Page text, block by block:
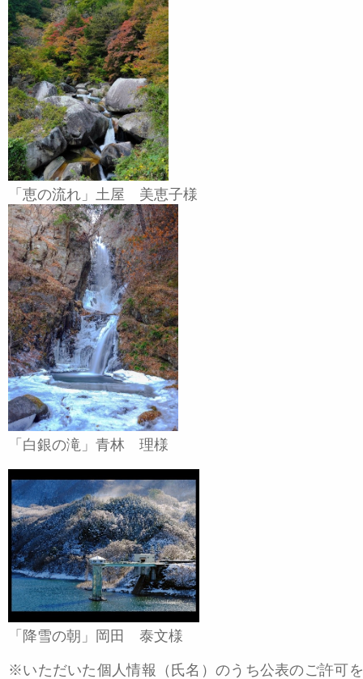
「恵の流れ」土屋 美恵子様
「白銀の滝」青林 理様
「降雪の朝」岡田 泰文様
※いただいた個人情報（氏名）のうち公表のご許可